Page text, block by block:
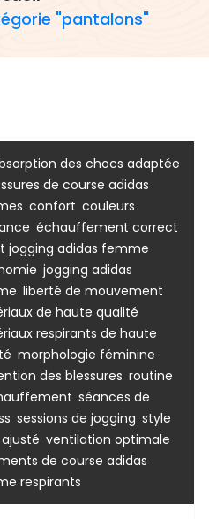
"pantalons"
pantalon
sport femme
des chocs adaptée
de course adidas
confort couleurs
échauffement correct
jogging adidas femme
jogging adidas
liberté de mouvement
de haute qualité
respirants de haute
morphologie féminine
des blessures routine
séances de
sessions de jogging style
ventilation optimale
de course adidas
respirants